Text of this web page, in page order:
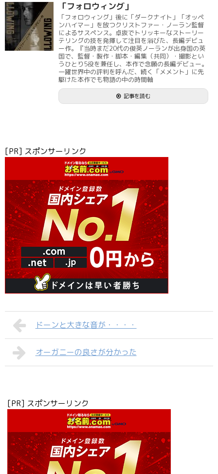
「フォロウィング」
「フォロウィング」後に「ダークナイト」「オッペ
ンハイマー」を放つクリストファー・ノーラン監督
によるサスペンス。卓抜でトリッキーなストーリー
テリングの技を発揮して注目を浴びた、長編デビュ
ー作。『当時まだ20代の俊英ノーランが出身国の英
国で、監督・製作・脚本・編集（共同）・撮影とい
うひとり5役を兼任し、本作で念願の長編デビュー。
一躍世界中の評判を呼んだ、続く「メメント」に先
駆けた本作でも物語の中の時間軸
記事を読む
[PR] スポンサーリンク
ドーンと大きな音が・・・・
オーガニーの良さが分かった
[PR] スポンサーリンク